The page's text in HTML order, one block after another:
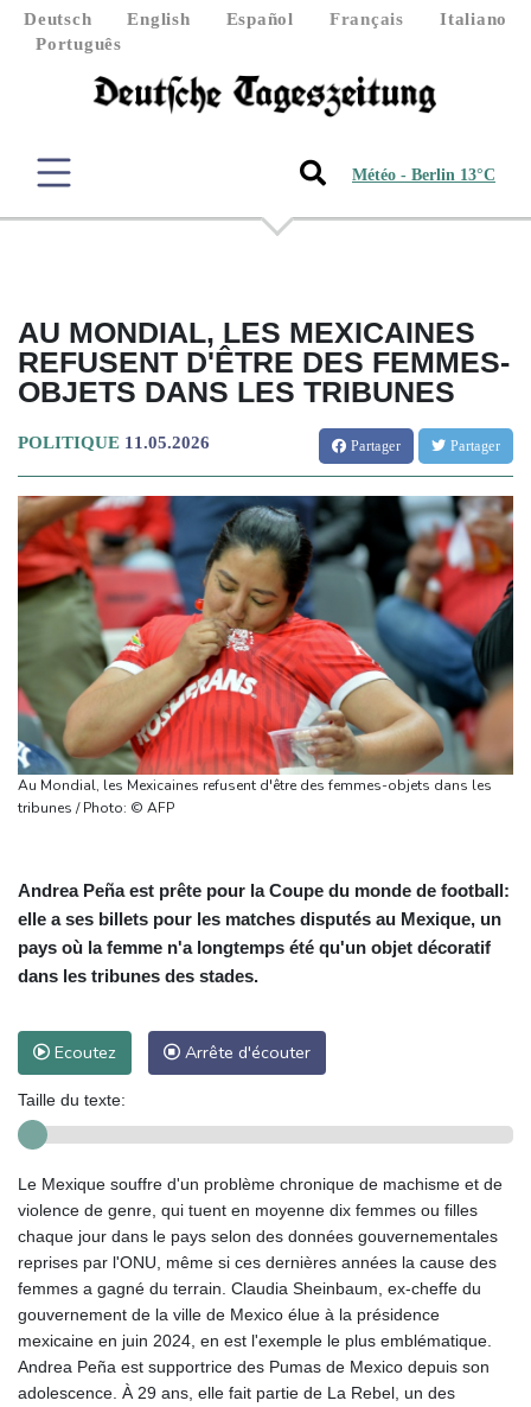
Deutsch English Español Français
Italiano
Português
Météo - Berlin 13°C
AU MONDIAL, LES MEXICAINES
REFUSENT D'ÊTRE DES FEMMES-
OBJETS DANS LES TRIBUNES
POLITIQUE 11.05.2026 Partager Partager
Au Mondial, les Mexicaines refusent d'être des femmes-objets dans les
tribunes / Photo: © AFP
Andrea Peña est prête pour la Coupe du monde de football:
elle a ses billets pour les matches disputés au Mexique, un
pays où la femme n'a longtemps été qu'un objet décoratif
dans les tribunes des stades.
Ecoutez Arrête d'écouter
Taille du texte:
Le Mexique souffre d'un problème chronique de machisme et de
violence de genre, qui tuent en moyenne dix femmes ou filles
chaque jour dans le pays selon des données gouvernementales
reprises par l'ONU, même si ces dernières années la cause des
femmes a gagné du terrain. Claudia Sheinbaum, ex-cheffe du
gouvernement de la ville de Mexico élue à la présidence
mexicaine en juin 2024, en est l'exemple le plus emblématique.
Andrea Peña est supportrice des Pumas de Mexico depuis son
adolescence. À 29 ans, elle fait partie de La Rebel, un des